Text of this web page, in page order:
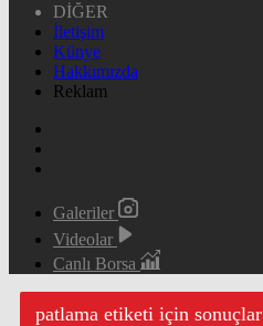
DİĞER
İletişim
Künye
Hakkımızda
Reklam
Galeriler
Videolar
Canlı Borsa
patlama etiketi için sonuçlar